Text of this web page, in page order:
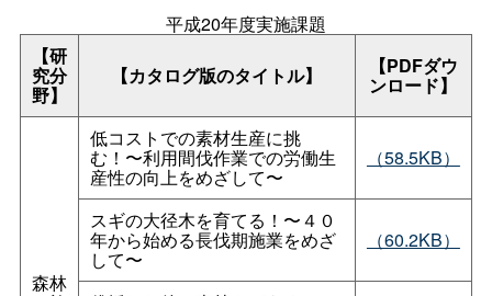
平成20年度実施課題
【研
究分
野】
【カタログ版のタイトル】 【PDFダウ
ンロード】
森林
低コストでの素材生産に挑
む！〜利用間伐作業での労働生
産性の向上をめざして〜
（58.5KB）
スギの大径木を育てる！〜４０
年から始める長伐期施業をめざ
して〜
（60.2KB）